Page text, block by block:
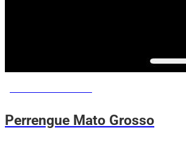
Perrengue Mato Grosso